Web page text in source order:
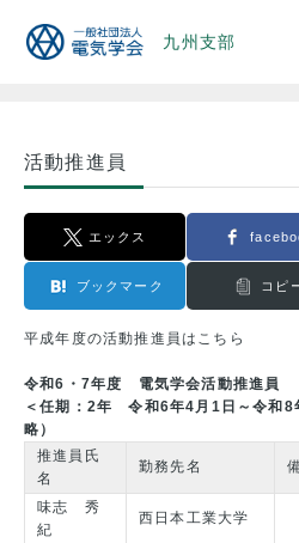
九州支部
活動推進員
エックス
ブックマーク コピ
平成年度の活動推進員はこちら
令和6・7年度 電気学会活動推進員
＜任期：2年 令和6年4月1日～令和8
略）
推進員氏
名
勤務先名
味志 秀
紀
西日本工業大学